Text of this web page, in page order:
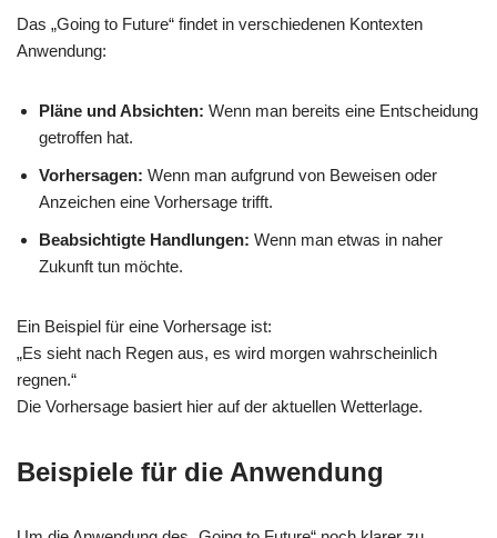
Das „Going to Future“ findet in verschiedenen Kontexten
Anwendung:
Pläne und Absichten: Wenn man bereits eine Entscheidung
getroffen hat.
Vorhersagen: Wenn man aufgrund von Beweisen oder
Anzeichen eine Vorhersage trifft.
Beabsichtigte Handlungen: Wenn man etwas in naher
Zukunft tun möchte.
Ein Beispiel für eine Vorhersage ist:
„Es sieht nach Regen aus, es wird morgen wahrscheinlich
regnen.“
Die Vorhersage basiert hier auf der aktuellen Wetterlage.
Beispiele für die Anwendung